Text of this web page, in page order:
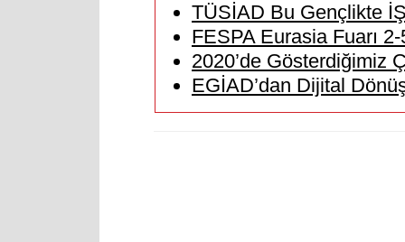
TÜSİAD Bu Gençlikte
FESPA Eurasia Fuarı
2020’de Gösterdiğimiz
EGİAD’dan Dijital